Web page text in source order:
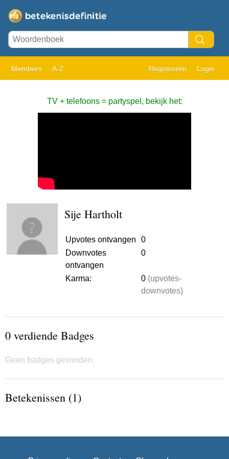
Members A-Z Registreren Login
TV + telefoons = partyspel, bekijk het:
Sije Hartholt
Upvotes ontvangen
0
Downvotes
ontvangen
0
Karma: 0 (upvotes-
downvotes)
0 verdiende Badges
Geen badges gevonden.
Betekenissen (1)